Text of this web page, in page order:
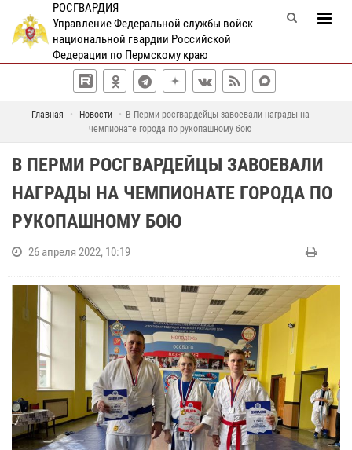
РОСГВАРДИЯ
Управление Федеральной службы войск
национальной гвардии Российской
Федерации по Пермскому краю
Главная Новости
В Перми росгвардейцы завоевали награды на
чемпионате города по рукопашному бою
В ПЕРМИ РОСГВАРДЕЙЦЫ ЗАВОЕВАЛИ
НАГРАДЫ НА ЧЕМПИОНАТЕ ГОРОДА ПО
РУКОПАШНОМУ БОЮ
26 апреля 2022, 10:19